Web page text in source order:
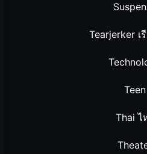
Tearjerker เ
Teen
Thai ไ